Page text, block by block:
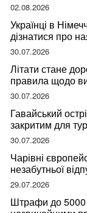
02.08.2026
Українці в
дізнатися про
30.07.2026
Літати стане
правила щодо
30.07.2026
Гавайський
закритим для
відвідувачів
30.07.2026
Чарівні
незабутньої
29.07.2026
Штрафи до 5000